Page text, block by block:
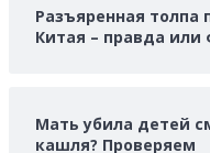
Разъяренная толпа
Китая – правда или
Мать убила детей
кашля? Проверяем